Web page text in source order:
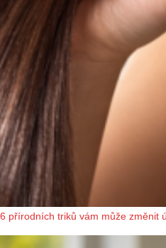
přírodních triků vám může změnit